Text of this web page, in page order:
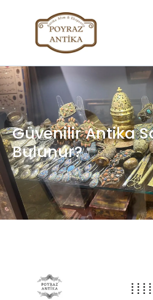
Güvenilir Antika
Bulunur?